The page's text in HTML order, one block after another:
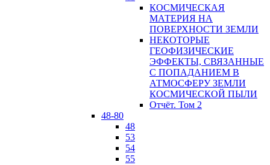
КОСМИЧЕСКАЯ
МАТЕРИЯ НА
ПОВЕРХНОСТИ ЗЕМЛИ
НЕКОТОРЫЕ
ГЕОФИЗИЧЕСКИЕ
ЭФФЕКТЫ, СВЯЗАННЫЕ
С ПОПАДАНИЕМ В
АТМОСФЕРУ ЗЕМЛИ
КОСМИЧЕСКОЙ ПЫЛИ
Отчёт. Том 2
48-80
48
53
54
55